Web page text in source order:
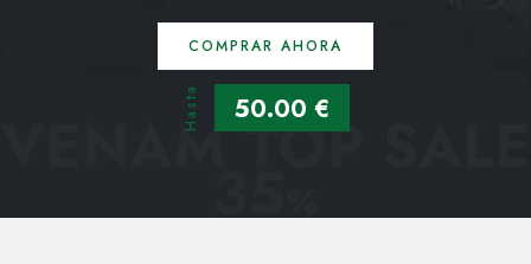
COMPRAR AHORA
Hasta 50.00 €
VENAM TOP SALE
35